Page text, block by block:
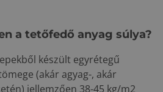
a tetőfedő anyag súlya?
készült egyrétegű
(akár agyag-, akár
jellemzően 38-45 kg/m2